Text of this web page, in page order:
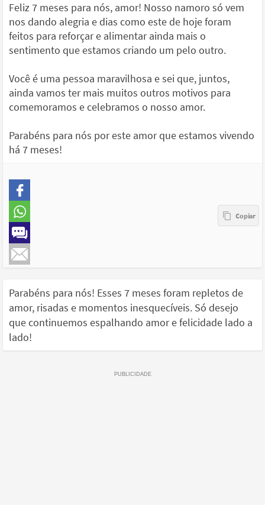
Feliz 7 meses para nós, amor! Nosso namoro só vem
nos dando alegria e dias como este de hoje foram
feitos para reforçar e alimentar ainda mais o
sentimento que estamos criando um pelo outro.
Você é uma pessoa maravilhosa e sei que, juntos,
ainda vamos ter mais muitos outros motivos para
comemoramos e celebramos o nosso amor.
Parabéns para nós por este amor que estamos vivendo
há 7 meses!
Parabéns para nós! Esses 7 meses foram repletos de
amor, risadas e momentos inesquecíveis. Só desejo
que continuemos espalhando amor e felicidade lado a
lado!